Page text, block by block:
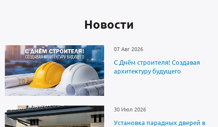
Новоcти
07 Авг 2026
С Днём строителя! Создавая
архитектуру будущего
30 Июл 2026
Установка парадных дверей в